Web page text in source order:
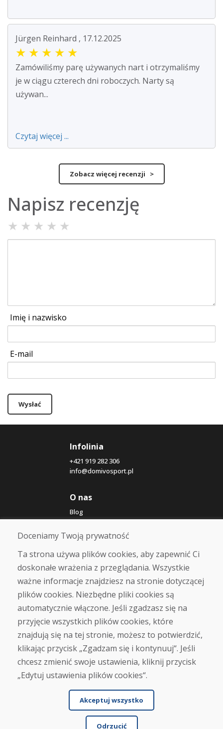
Jürgen Reinhard , 17.12.2025
★ ★ ★ ★ ★
Zamówiliśmy parę używanych nart i otrzymaliśmy
je w ciągu czterech dni roboczych. Narty są
używan...
Czytaj więcej ...
Zobacz więcej recenzji >
Napisz recenzję
★ ★ ★ ★ ★
Imię i nazwisko
E-mail
Wysłać
Infolinia
+421 919 282 306
info@domivosport.pl
O nas
Blog
O nas
Sklep
Kontakt
Zakup
Sklep internetowy
Warunki handlowe
Transport
Zapłata
Skarga
Zwrot i wymiana towaru
Ochrona danych osobowych
Cookies
Doceniamy Twoją prywatność
Ta strona używa plików cookies, aby zapewnić Ci
doskonałe wrażenia z przeglądania. Wszystkie
ważne informacje znajdziesz na stronie dotyczącej
plików cookies. Niezbędne pliki cookies są
automatycznie włączone. Jeśli zgadzasz się na
przyjęcie wszystkich plików cookies, które
znajdują się na tej stronie, możesz to potwierdzić,
klikając przycisk „Zgadzam się i kontynuuj“. Jeśli
chcesz zmienić swoje ustawienia, kliknij przycisk
„Edytuj ustawienia plików cookies“.
Akceptuj wszystko
Odrzucić